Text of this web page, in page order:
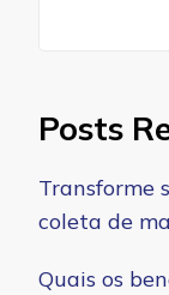
Posts
Transforme
coleta de
Quais os